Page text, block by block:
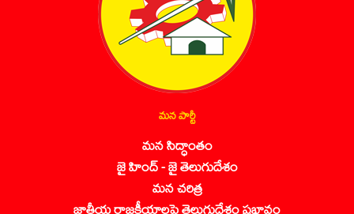
మన పార్టీ
మన సిద్ధాంతం
జై హింద్ - జై తెలుగుదేశం
మన చరిత్ర